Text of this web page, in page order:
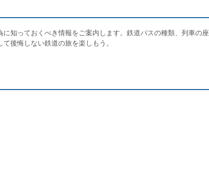
知っておくべき情報をご案内します。鉄道パスの種類、列車の座
後悔しない鉄道の旅を楽しもう。